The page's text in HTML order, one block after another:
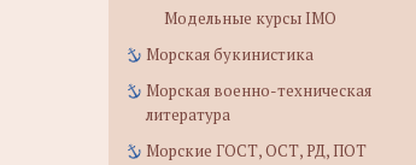
Модельные курсы IMO
Морская букинистика
Морская военно-техническая
литература
Морские ГОСТ, ОСТ, РД, ПОТ